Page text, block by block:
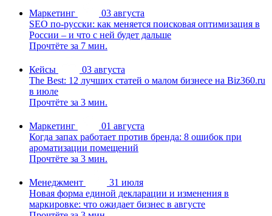
Маркетинг
03 августа
SEO по-русски: как меняется поисковая оптимизация в
России – и что с ней будет дальше
Прочтёте за 7 мин.
Кейсы
03 августа
The Best: 12 лучших статей о малом бизнесе на Biz360.ru
в июле
Прочтёте за 3 мин.
Маркетинг
01 августа
Когда запах работает против бренда: 8 ошибок при
ароматизации помещений
Прочтёте за 3 мин.
Менеджмент
31 июля
Новая форма единой декларации и изменения в
маркировке: что ожидает бизнес в августе